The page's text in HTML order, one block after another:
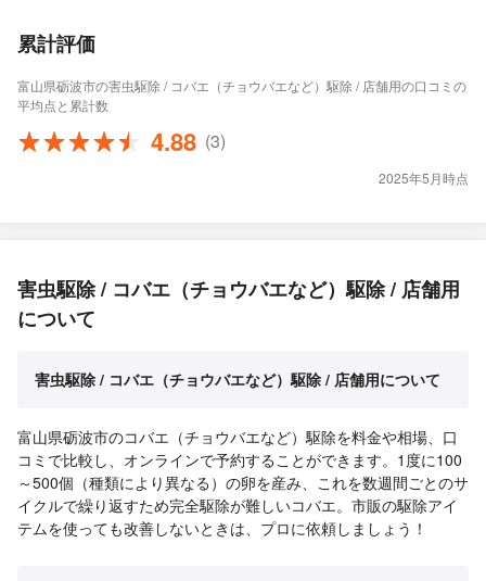
累計評価
富山県砺波市の害虫駆除 / コバエ（チョウバエなど）駆除 / 店舗用の口コミの
平均点と累計数
4.88 (3)
2025年5月時点
害虫駆除 / コバエ（チョウバエなど）駆除 / 店舗用
について
害虫駆除 / コバエ（チョウバエなど）駆除 / 店舗用について
富山県砺波市のコバエ（チョウバエなど）駆除を料金や相場、口
コミで比較し、オンラインで予約することができます。1度に100
～500個（種類により異なる）の卵を産み、これを数週間ごとのサ
イクルで繰り返すため完全駆除が難しいコバエ。市販の駆除アイ
テムを使っても改善しないときは、プロに依頼しましょう！